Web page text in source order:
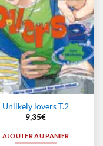
Unlikely lovers T.2
9,35€
AJOUTER AU PANIER